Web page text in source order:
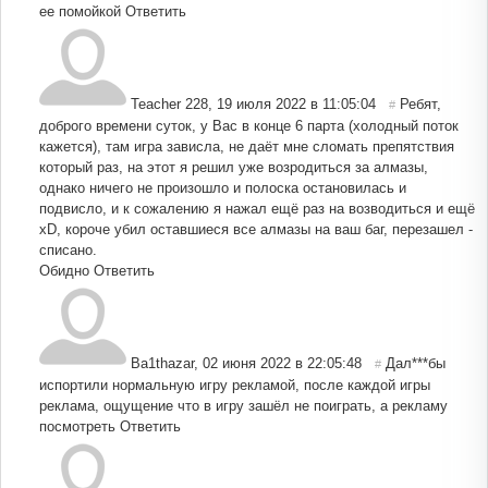
ее помойкой Ответить
Teacher 228 19 июля 2022 в 11:05:04 # Ребят,
доброго времени суток, у Вас в конце 6 парта (холодный поток
кажется), там игра зависла, не даёт мне сломать препятствия
который раз, на этот я решил уже возродиться за алмазы,
однако ничего не произошло и полоска остановилась и
подвисло, и к сожалению я нажал ещё раз на возводиться и ещё
xD, короче убил оставшиеся все алмазы на ваш баг, перезашел -
списано.
Обидно Ответить
Ba1thazar, 02 июня 2022 в 22:05:48 # Дал***бы
испортили нормальную игру рекламой, после каждой игры
реклама, ощущение что в игру зашёл не поиграть, а рекламу
посмотреть Ответить